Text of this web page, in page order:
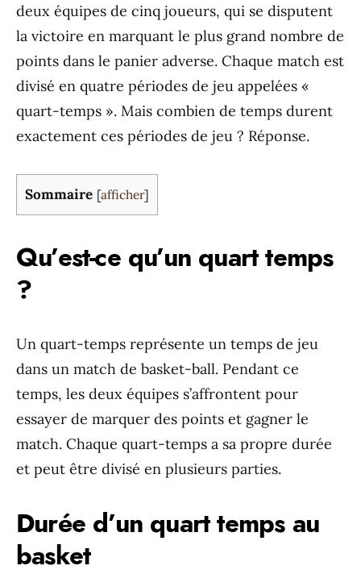
deux équipes de cinq joueurs, qui se disputent
la victoire en marquant le plus grand nombre de
points dans le panier adverse. Chaque match est
divisé en quatre périodes de jeu appelées «
quart-temps ». Mais combien de temps durent
exactement ces périodes de jeu ? Réponse.
Sommaire [afficher]
Qu’est-ce qu’un quart temps
?
Un quart-temps représente un temps de jeu
dans un match de basket-ball. Pendant ce
temps, les deux équipes s’affrontent pour
essayer de marquer des points et gagner le
match. Chaque quart-temps a sa propre durée
et peut être divisé en plusieurs parties.
Durée d’un quart temps au
basket